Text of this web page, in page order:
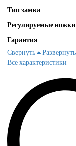
Тип замка
Регулируемые ножки
Гарантия
Свернуть
Развернуть
Все характеристики